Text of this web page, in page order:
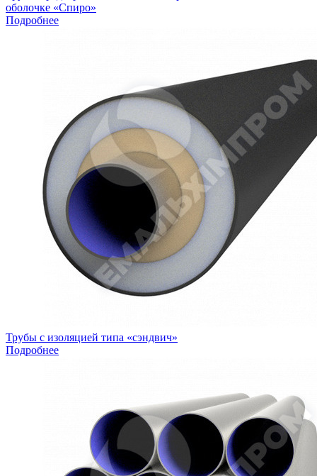
оболочке «Спиро»
Подробнее
Трубы с изоляцией типа «сэндвич»
Подробнее